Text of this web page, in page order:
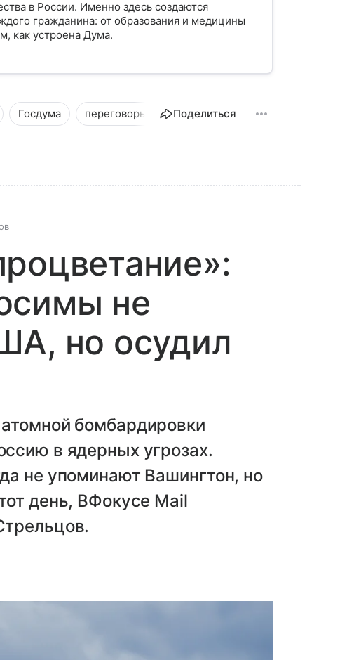
в России. Именно здесь создаются
гражданина: от образования и медицины
как устроена Дума.
Госдума переговоры Новости Общество
Поделиться
не
но осудил
бомбардировки
в ядерных угрозах.
не упоминают Вашингтон, но
день, ВФокусе Mail